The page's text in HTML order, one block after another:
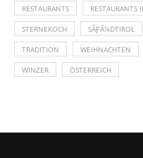
RESTAURANTS RESTAURANTS
STERNEKOCH SÃƑÂ¼DTIROL
TRADITION WEIHNACHTEN
WINZER ÖSTERREICH